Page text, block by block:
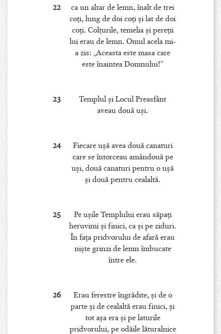
22
ca un altar de lemn, înalt de trei
coţi, lung de doi coţi şi lat de doi
coţi. Colţurile, temelia şi pereţii
lui erau de lemn. Omul acela mi-
a zis: „Aceasta este masa care
este înaintea Domnului!”
23
Templul şi Locul Preasfânt
aveau două uşi.
24
Fiecare uşă avea două canaturi
care se întorceau amândouă pe
uşi, două canaturi pentru o uşă
şi două pentru cealaltă.
25
Pe uşile Templului erau săpaţi
heruvimi şi finici, ca şi pe ziduri.
În faţa pridvorului de afară erau
nişte grinzi de lemn îmbucate
între ele.
26
Erau ferestre îngrădite, şi de o
parte şi de cealaltă erau finici, şi
tot aşa era şi pe laturile
pridvorului, pe odăile lăturalnice